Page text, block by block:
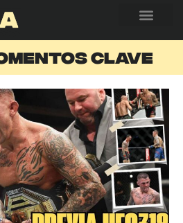
CLAVE